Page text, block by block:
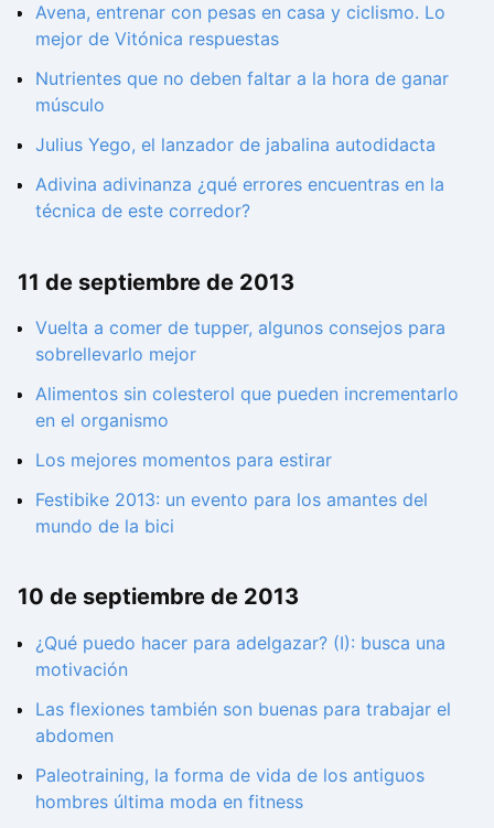
Avena, entrenar con pesas en casa y ciclismo. Lo
mejor de Vitónica respuestas
Nutrientes que no deben faltar a la hora de ganar
músculo
Julius Yego, el lanzador de jabalina autodidacta
Adivina adivinanza ¿qué errores encuentras en la
técnica de este corredor?
11 de septiembre de 2013
Vuelta a comer de tupper, algunos consejos para
sobrellevarlo mejor
Alimentos sin colesterol que pueden incrementarlo
en el organismo
Los mejores momentos para estirar
Festibike 2013: un evento para los amantes del
mundo de la bici
10 de septiembre de 2013
¿Qué puedo hacer para adelgazar? (I): busca una
motivación
Las flexiones también son buenas para trabajar el
abdomen
Paleotraining, la forma de vida de los antiguos
hombres última moda en fitness